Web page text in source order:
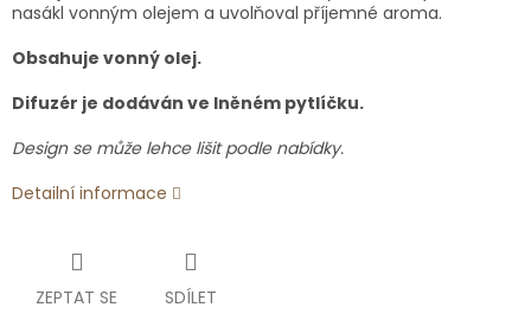
nasákl vonným olejem a uvolňoval příjemné aroma.
Obsahuje vonný olej.
Difuzér je dodáván ve lněném pytlíčku.
Design se může lehce lišit podle nabídky.
Detailní informace
ZEPTAT SE SDÍLET